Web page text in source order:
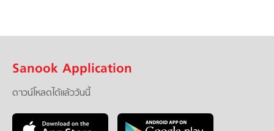
Sanook Application
ดาวน์โหลดได้แล้ววันนี้